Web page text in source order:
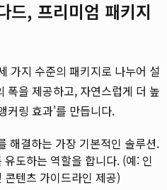
드, 프리미엄 패키지
가지 수준의 패키지로 나누어 설
폭을 제공하고, 자연스럽게 더 높
커링 효과'를 만듭니다.
해결하는 가장 기본적인 솔루션.
도하는 역할을 합니다. (예: 인
텐츠 가이드라인 제공)